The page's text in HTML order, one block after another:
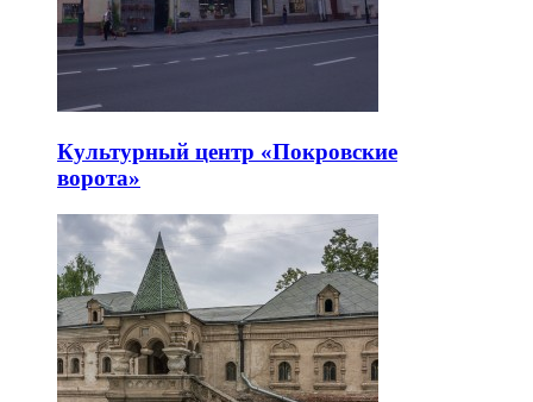
Культурный центр «Покровские
ворота»